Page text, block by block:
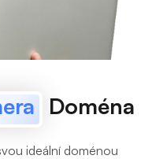
Doména
ideální doménou